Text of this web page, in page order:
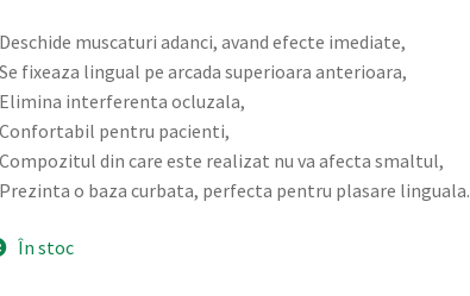
Deschide muscaturi adanci, avand efecte imediate,
Se fixeaza lingual pe arcada superioara anterioara,
Elimina interferenta ocluzala,
Confortabil pentru pacienti,
Compozitul din care este realizat nu va afecta smaltul,
Prezinta o baza curbata, perfecta pentru plasare linguala.
În stoc